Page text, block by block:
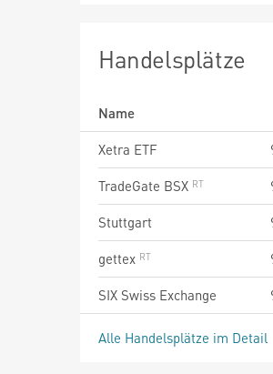
Handelsplätze
Name
Xetra ETF
TradeGate BSX
Stuttgart
gettex
SIX Swiss Exchange
Alle Handelsplätze im Detail